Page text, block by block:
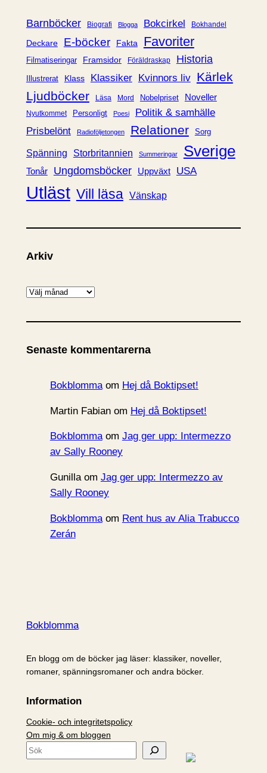
rBarnböcker Biografi Blogga Bokcirkel Bokhandel
Deckare E-böcker Fakta Favoriter
Filmatiseringar Framsidor Föräldraskap Historia
Illustrerat Klass Klassiker Kvinnors liv Kärlek
Ljudböcker
Läsa Mord Nobelpriset Noveller
Nyutkommet Personligt Poesi
Politik & samhälle
Prisbelönt
Radioföljetongen Relationer Sorg
Spänning Storbritannien Summeringar Sverige
Tonår Ungdomsböcker Uppväxt USA
Utläst Vill läsa Vänskap
Arkiv
A
k
v
Senaste kommentarerna
Bokblommaom Hej då Boktipset!
Martin Fabianom Hej då Boktipset!
Bokblommaom Jag ger upp: Intermezzo
av Sally Rooney
Gunillaom Jag ger upp: Intermezzo av
Sally Rooney
Bokblommaom Rent hus av Alia Trabucco
Zerán
Bokblomma
En blogg om de böcker jag läser: klassiker, noveller,
romaner, spänningsromaner och andra böcker.
Information
Cookie- och integritetspolicy
Om mig & om bloggen
S